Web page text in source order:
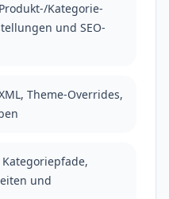
Kategorie-
und SEO-
Theme-Overrides,
Kategoriepfade,
und